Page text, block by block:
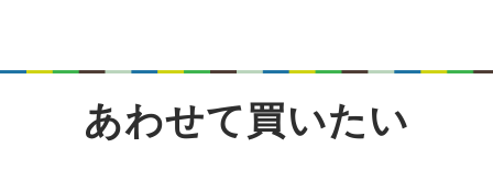
あわせて買いたい